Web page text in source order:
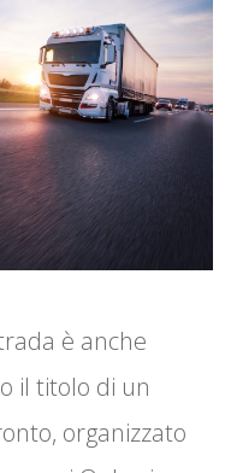
è anche
il titolo di un
organizzato